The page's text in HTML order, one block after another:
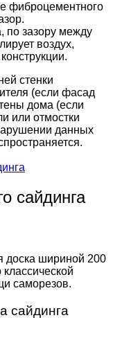
фиброцементного
по зазору между
воздух,
стенки
(если фасад
дома (если
или отмостки
данных
сайдинга
доска шириной 200
саморезов.
сайдинга